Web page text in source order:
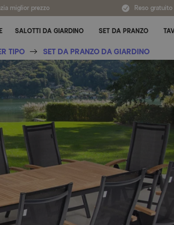
miglior prezzo Reso
SALOTTI DA GIARDINO SET DA PRANZO
TIPO SET DA PRANZO DA GIARDINO